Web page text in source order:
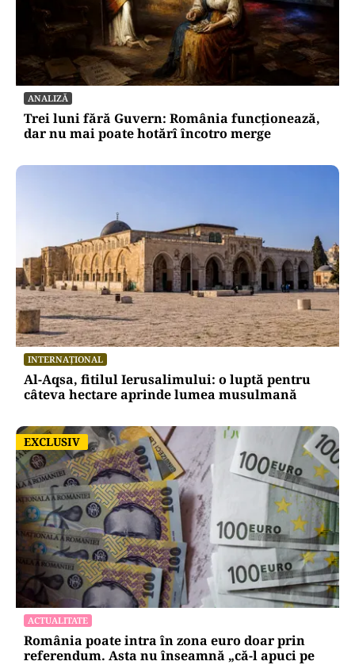
ANALIZĂ
Trei luni fără Guvern: România funcționează,
dar nu mai poate hotărî încotro merge
INTERNAȚIONAL
Al-Aqsa, fitilul Ierusalimului: o luptă pentru
câteva hectare aprinde lumea musulmană
EXCLUSIV
EXCLUSIV
ACTUALITATE
România poate intra în zona euro doar prin
referendum. Asta nu înseamnă „că-l apuci pe